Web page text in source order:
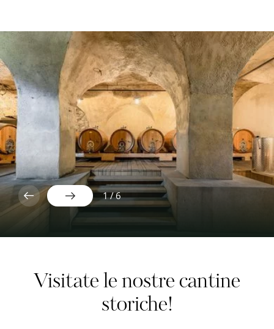
1/6
Visitate le nostre cantine
storiche!